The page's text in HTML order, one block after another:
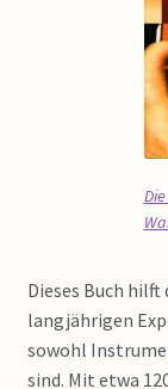
Dieses Buch hilft
langjährigen
sowohl
sind. Mit etwa